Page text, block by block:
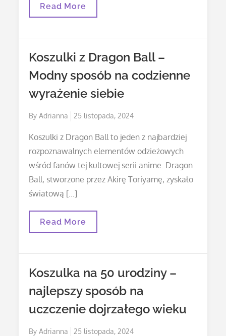
Koszulki
Doskonały
Na
Swojej
Pasji
Do
Rolnictwa
Read More
Koszulki z Dragon Ball –
Modny sposób na codzienne
wyrażenie siebie
ByAdrianna
Posted
25 listopada, 2024
Koszulki z Dragon Ball to jeden z najbardziej
rozpoznawalnych elementów odzieżowych
wśród fanów tej kultowej serii anime. Dragon
Ball, stworzone przez Akirę Toriyamę, zyskało
światową […]
Koszulki
–
Sposób
Codzienne
Wyrażenie
Siebie
Read More
Koszulka na 50 urodziny –
najlepszy sposób na
uczczenie dojrzałego wieku
ByAdrianna
Posted
25 listopada, 2024